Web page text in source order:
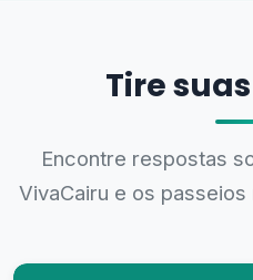
Tire
Encontre respostas
VivaCairu e os